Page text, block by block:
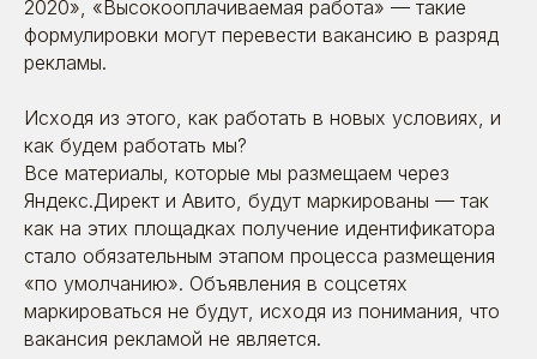
2020», «Высокооплачиваемая работа» — такие
формулировки могут перевести вакансию в разряд
рекламы.
Исходя из этого, как работать в новых условиях, и
как будем работать мы?
Все материалы, которые мы размещаем через
Яндекс.Директ и Авито, будут маркированы — так
как на этих площадках получение идентификатора
стало обязательным этапом процесса размещения
«по умолчанию». Объявления в соцсетях
маркироваться не будут, исходя из понимания, что
вакансия рекламой не является.